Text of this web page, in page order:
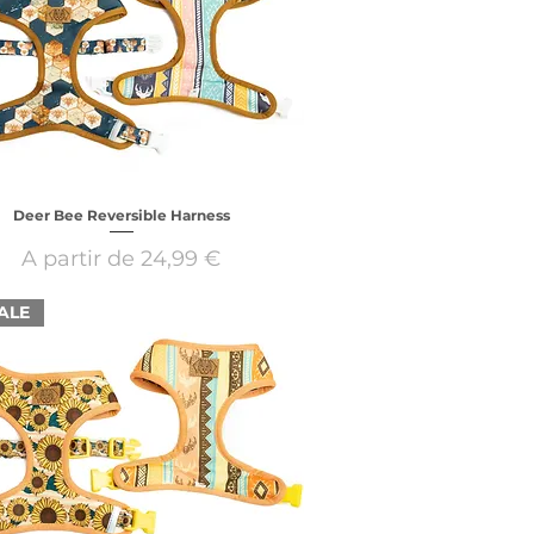
Deer Bee Reversible Harness
A partir de24,99 €
Preço promocional